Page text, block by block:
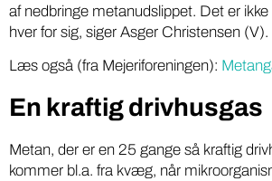
af nedbringe metanudslippet. Det er
hver for sig, siger Asger Christensen (V).
Læs også (fra Mejeriforeningen):
En kraftig drivhusgas
Metan, der er en 25 gange så kraftig
kommer bl.a. fra kvæg, når